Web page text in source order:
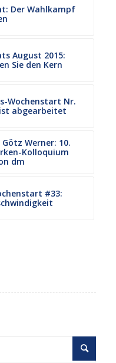
Der Wahlkampf
August 2015:
Sie den Kern
Wochenstart Nr.
abgearbeitet
Werner: 10.
Kolloquium
dm
#33: